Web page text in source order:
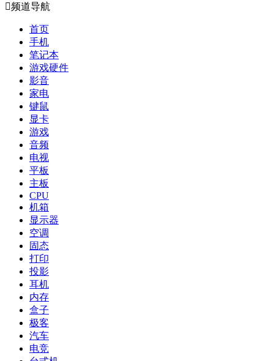
频道导航
首页
手机
笔记本
游戏硬件
影音
家电
键鼠
显卡
游戏
音频
电视
平板
主板
CPU
机箱
显示器
空调
固态
打印
投影
耳机
内存
盒子
极客
汽车
电竞